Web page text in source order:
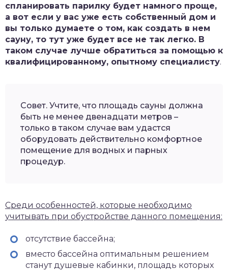
спланировать парилку будет намного проще,
а вот если у вас уже есть собственный дом и
вы только думаете о том, как создать в нем
сауну, то тут уже будет все не так легко. В
таком случае лучше обратиться за помощью к
квалифицированному, опытному специалисту.
Совет. Учтите, что площадь сауны должна
быть не менее двенадцати метров –
только в таком случае вам удастся
оборудовать действительно комфортное
помещение для водных и парных
процедур.
Среди особенностей, которые необходимо
учитывать при обустройстве данного помещения:
отсутствие бассейна;
вместо бассейна оптимальным решением
станут душевые кабинки, площадь которых